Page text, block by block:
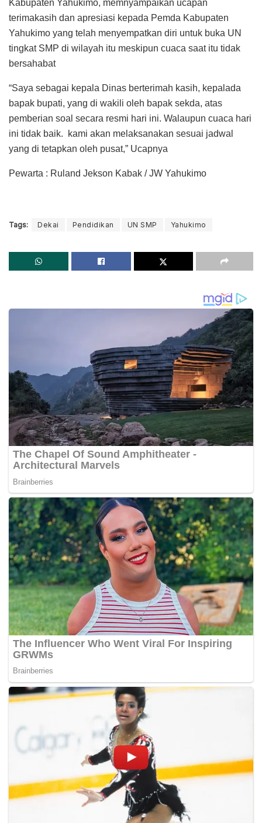
Kabupaten Yahukimo, memnyampaikan ucapan
terimakasih dan apresiasi kepada Pemda Kabupaten
Yahukimo yang telah menyempatkan diri untuk buka UN
tingkat SMP di wilayah itu meskipun cuaca saat itu tidak
bersahabat
“Saya sebagai kepala Dinas berterimah kasih, kepalada
bapak bupati, yang di wakili oleh bapak sekda, atas
pemberian soal secara resmi hari ini. Walaupun cuaca hari
ini tidak baik. kami akan melaksanakan sesuai jadwal
yang di tetapkan oleh pusat,” Ucapnya
Pewarta : Ruland Jekson Kabak / JW Yahukimo
Tags: Dekai Pendidikan UN SMP Yahukimo